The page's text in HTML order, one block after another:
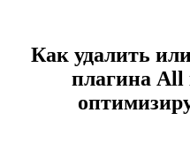
Как удалить
плагина